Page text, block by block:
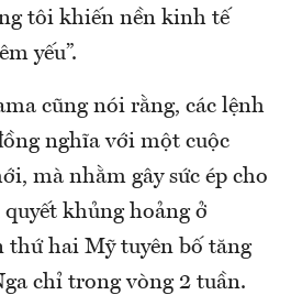
tôi khiến nền kinh tế
yếu”.
cũng nói rằng, các lệnh
nghĩa với một cuộc
mà nhằm gây sức ép cho
khủng hoảng ở
hai Mỹ tuyên bố tăng
chỉ trong vòng 2 tuần.